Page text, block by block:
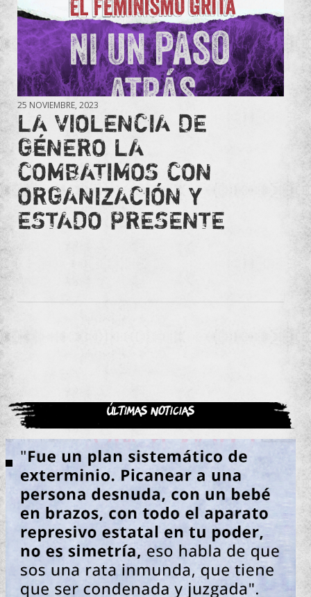
25 NOVIEMBRE, 2023
LA VIOLENCIA DE
GÉNERO LA
COMBATIMOS CON
ORGANIZACIÓN Y
ESTADO PRESENTE
Últimas noticias